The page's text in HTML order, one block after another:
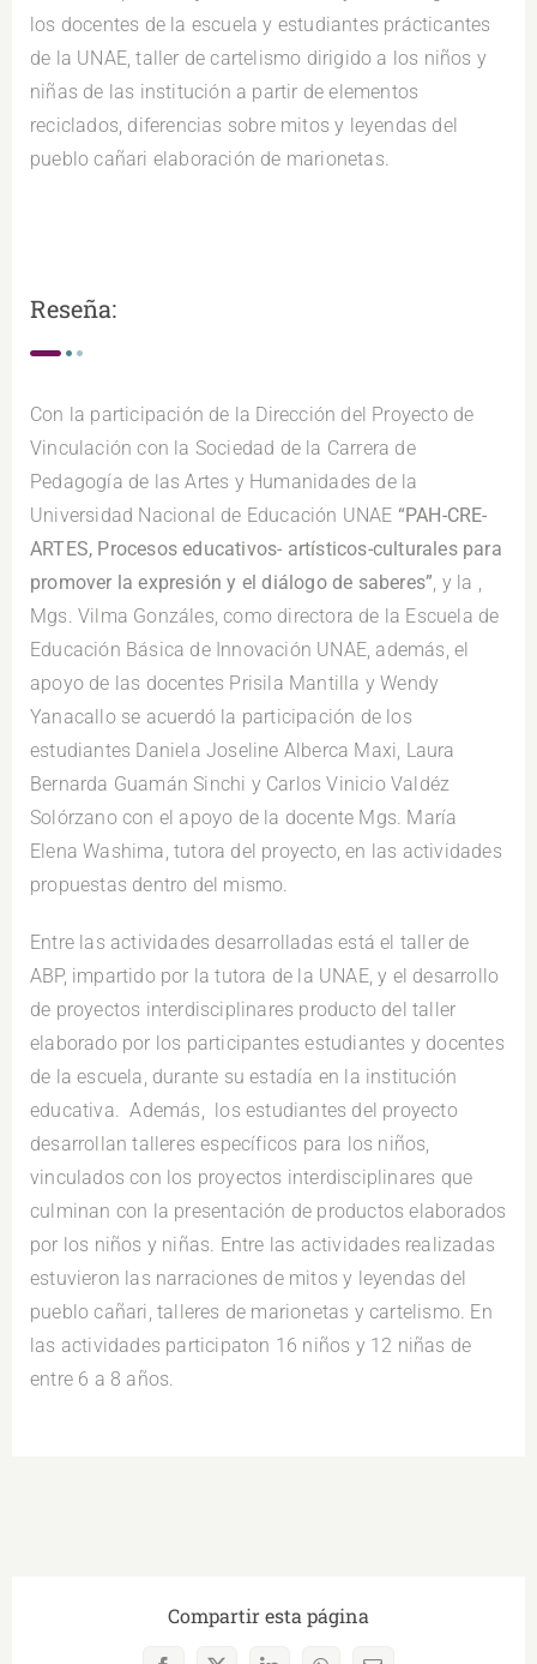
los docentes de la escuela y estudiantes prácticantes
de la UNAE, taller de cartelismo dirigido a los niños y
niñas de las institución a partir de elementos
reciclados, diferencias sobre mitos y leyendas del
pueblo cañari elaboración de marionetas.
Reseña:
Con la participación de la Dirección del Proyecto de
Vinculación con la Sociedad de la Carrera de
Pedagogía de las Artes y Humanidades de la
Universidad Nacional de Educación UNAE “PAH-CRE-
ARTES, Procesos educativos- artísticos-culturales para
promover la expresión y el diálogo de saberes” , y la ,
Mgs. Vilma Gonzáles, como directora de la Escuela de
Educación Básica de Innovación UNAE, además, el
apoyo de las docentes Prisila Mantilla y Wendy
Yanacallo se acuerdó la participación de los
estudiantes Daniela Joseline Alberca Maxi, Laura
Bernarda Guamán Sinchi y Carlos Vinicio Valdéz
Solórzano con el apoyo de la docente Mgs. María
Elena Washima, tutora del proyecto, en las actividades
propuestas dentro del mismo.
Entre las actividades desarrolladas está el taller de
ABP, impartido por la tutora de la UNAE, y el desarrollo
de proyectos interdisciplinares producto del taller
elaborado por los participantes estudiantes y docentes
de la escuela, durante su estadía en la institución
educativa. Además, los estudiantes del proyecto
desarrollan talleres específicos para los niños,
vinculados con los proyectos interdisciplinares que
culminan con la presentación de productos elaborados
por los niños y niñas. Entre las actividades realizadas
estuvieron las narraciones de mitos y leyendas del
pueblo cañari, talleres de marionetas y cartelismo. En
las actividades participaton 16 niños y 12 niñas de
entre 6 a 8 años.
Compartir esta página